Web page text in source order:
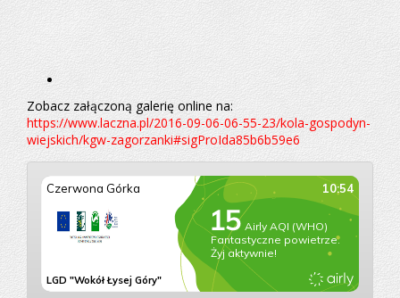
Zobacz załączoną galerię online na:
https://www.laczna.pl/2016-09-06-06-55-23/kola-gospodyn-
wiejskich/kgw-zagorzanki#sigProIda85b6b59e6